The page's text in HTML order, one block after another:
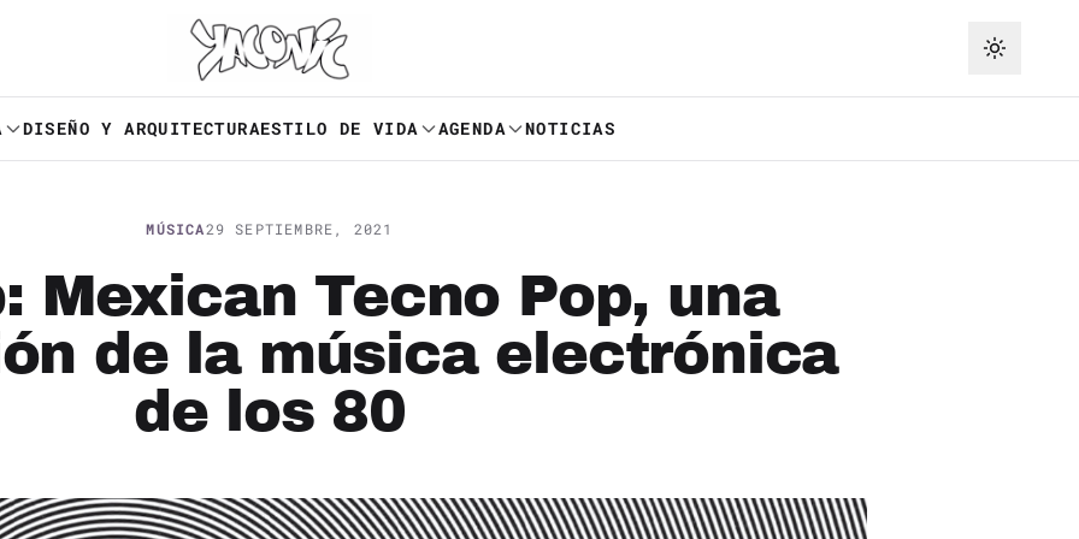
DISEÑO Y ARQUITECTURAESTILO DE VIDA AGENDA NOTICIAS
MÚSICA29 SEPTIEMBRE, 2021
Mexican Tecno Pop, una
de la música electrónica
de los 80